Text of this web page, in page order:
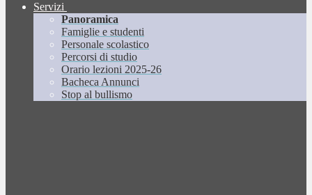
Servizi
Panoramica
Famiglie e studenti
Personale scolastico
Percorsi di studio
Orario lezioni 2025-26
Bacheca Annunci
Stop al bullismo